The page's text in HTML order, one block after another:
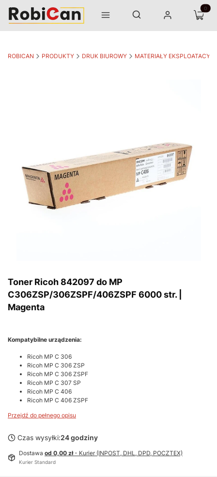
Menu Otwórz wyszukiwarkę
Szukaj Zaloguj się Koszyk
ROBICAN PRODUKTY DRUK BIUROWY MATERIAŁY
Toner Ricoh 842097 do MP
C306ZSP/306ZSPF/406ZSPF 6000 str. |
Magenta
Kompatybilne urządzenia:
Ricoh MP C 306
Ricoh MP C 306 ZSP
Ricoh MP C 306 ZSPF
Ricoh MP C 307 SP
Ricoh MP C 406
Ricoh MP C 406 ZSPF
Przejdź do pełnego opisu
Czas wysyłki:24 godziny
Dostawa od 0,00 zł- Kurier (INPOST, DHL, DPD, POCZTEX)
Kurier Standard